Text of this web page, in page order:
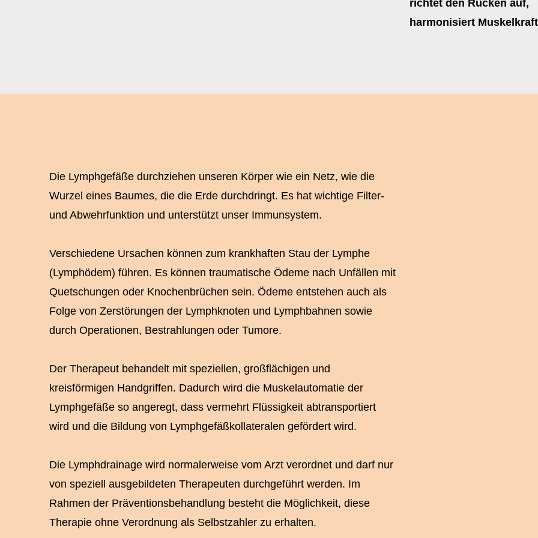
richtet den Rücken auf,
harmonisiert
Die Lymphgefäße durchziehen unseren Körper wie ein Netz, wie die
Wurzel eines Baumes, die die Erde durchdringt. Es hat wichtige Filter-
und Abwehrfunktion und unterstützt unser Immunsystem.
Verschiedene Ursachen können zum krankhaften Stau der Lymphe
(Lymphödem) führen. Es können traumatische Ödeme nach Unfällen mit
Quetschungen oder Knochenbrüchen sein. Ödeme entstehen auch als
Folge von Zerstörungen der Lymphknoten und Lymphbahnen sowie
durch Operationen, Bestrahlungen oder Tumore.
Der Therapeut behandelt mit speziellen, großflächigen und
kreisförmigen Handgriffen. Dadurch wird die Muskelautomatie der
Lymphgefäße so angeregt, dass vermehrt Flüssigkeit abtransportiert
wird und die Bildung von Lymphgefäßkollateralen gefördert wird.
Die Lymphdrainage wird normalerweise vom Arzt verordnet und darf nur
von speziell ausgebildeten Therapeuten durchgeführt werden. Im
Rahmen der Präventionsbehandlung besteht die Möglichkeit, diese
Therapie ohne Verordnung als Selbstzahler zu erhalten.